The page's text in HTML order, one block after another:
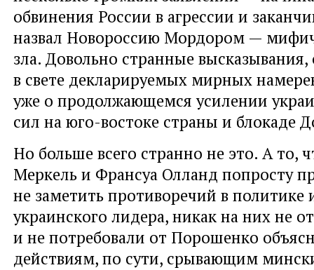
обвинения России в агрессии и
назвал Новороссию Мордором —
зла. Довольно странные высказывания,
в свете декларируемых мирных
уже о продолжающемся усилении
сил на юго-востоке страны и блокаде
Но больше всего странно не это. А то,
Меркель и Франсуа Олланд попросту
не заметить противоречий в политике
украинского лидера, никак на них не
и не потребовали от Порошенко
действиям, по сути, срывающим